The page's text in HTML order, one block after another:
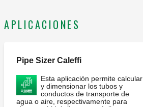
APLICACIONES
Pipe Sizer Caleffi
Esta aplicación permite calcular
y dimensionar los tubos y
conductos de transporte de
agua o aire, respectivamente para